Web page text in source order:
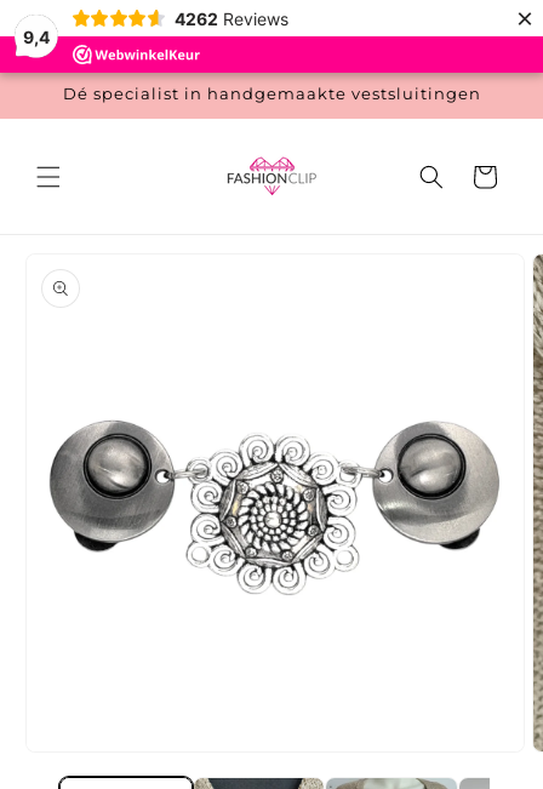
9,4
4262 Reviews ×
naar de
content
Dé specialist in handgemaakte vestsluitingen